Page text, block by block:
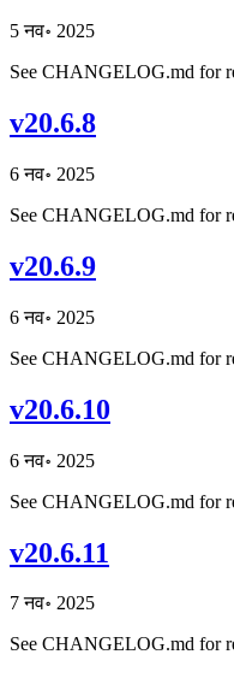
5 नव॰ 2025
See CHANGELOG.md for
v20.6.8
6 नव॰ 2025
See CHANGELOG.md for
v20.6.9
6 नव॰ 2025
See CHANGELOG.md for
v20.6.10
6 नव॰ 2025
See CHANGELOG.md for
v20.6.11
7 नव॰ 2025
See CHANGELOG.md for